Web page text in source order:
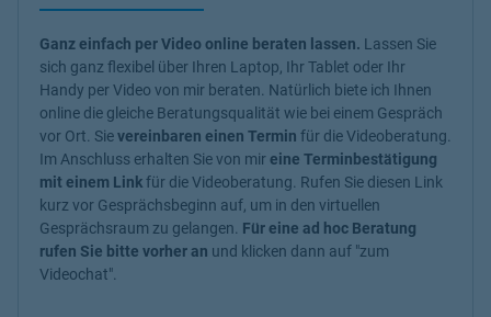
Ganz einfach per Video online beraten lassen. Lassen Sie
sich ganz flexibel über Ihren Laptop, Ihr Tablet oder Ihr
Handy per Video von mir beraten. Natürlich biete ich Ihnen
online die gleiche Beratungsqualität wie bei einem Gespräch
vor Ort. Sievereinbaren einen Termin für die Videoberatung.
Im Anschluss erhalten Sie von mireine Terminbestätigung
mit einem Linkfür die Videoberatung. Rufen Sie diesen Link
kurz vor Gesprächsbeginn auf, um in den virtuellen
Gesprächsraum zu gelangen. Für eine ad hoc Beratung
rufen Sie bitte vorher an und klicken dann auf "zum
Videochat".